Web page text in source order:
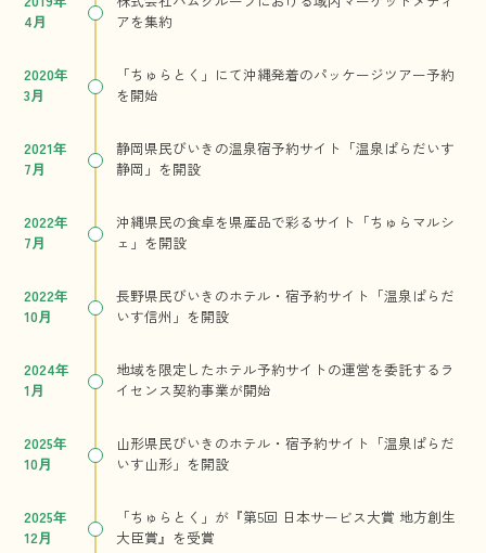
4月
アを集約
2020年
3月
「ちゅらとく」にて沖縄発着のパッケージツアー予約
を開始
2021年
7月
静岡県民びいきの温泉宿予約サイト「温泉ぱらだいす
静岡」を開設
2022年
7月
沖縄県民の食卓を県産品で彩るサイト「ちゅらマルシ
ェ」を開設
2022年
10月
長野県民びいきのホテル・宿予約サイト「温泉ぱらだ
いす信州」を開設
2024年
1月
地域を限定したホテル予約サイトの運営を委託するラ
イセンス契約事業が開始
2025年
10月
山形県民びいきのホテル・宿予約サイト「温泉ぱらだ
いす山形」を開設
2025年
12月
「ちゅらとく」が『第5回 日本サービス大賞 地方創生
大臣賞』を受賞